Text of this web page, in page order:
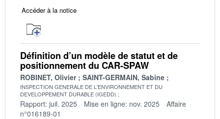
Accéder à la notice
Définition d’un modèle de statut et de
positionnement du CAR-SPAW
ROBINET, Olivier SAINT-GERMAIN, Sabine
INSPECTION GENERALE DE L'ENVIRONNEMENT ET DU
DEVELOPPEMENT DURABLE (IGEDD)
Rapport: juil. 2025 Mise en ligne: nov. 2025
Affaire
n°016189-01